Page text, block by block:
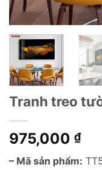
Tranh treo
975,000 ₫
– Mã sản phẩm: